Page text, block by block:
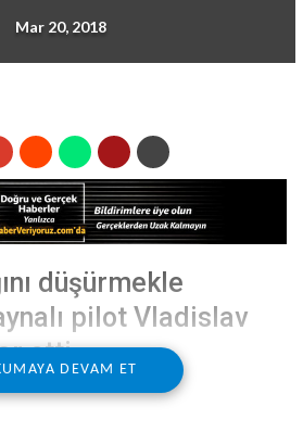
Mar 20, 2018
düşürmekle
pilot Vladislav
etti.
Rusya tarafından 2014
DEVAM ET